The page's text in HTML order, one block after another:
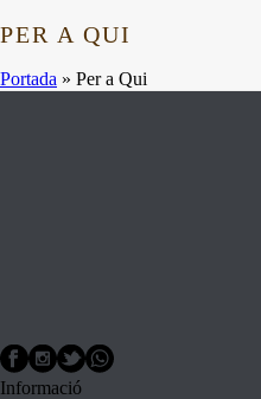
PER A QUI
Portada » Per a Qui
Informació